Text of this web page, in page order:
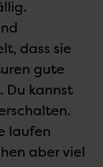
dass sie
gute
Du kannst
laufen
aber viel